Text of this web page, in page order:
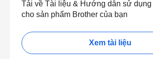
Tải về Tài liệu & Hướng dẫn sử
cho sản phẩm Brother của bạn
Xem tài liệu